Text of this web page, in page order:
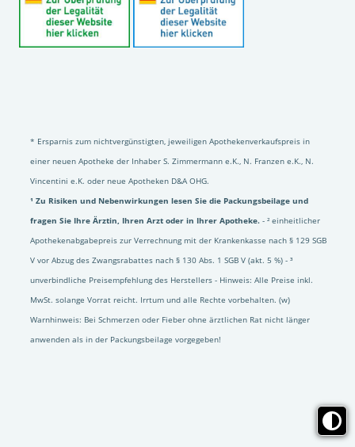
* Ersparnis zum nichtvergünstigten, jeweiligen Apothekenverkaufspreis in
einer neuen Apotheke der Inhaber S. Zimmermann e.K., N. Franzen e.K., N.
Vincentini e.K. oder neue Apotheken D&A OHG.
¹ Zu Risiken und Nebenwirkungen lesen Sie die Packungsbeilage und
fragen Sie Ihre Ärztin, Ihren Arzt oder in Ihrer Apotheke. - ² einheitlicher
Apothekenabgabepreis zur Verrechnung mit der Krankenkasse nach § 129 SGB
V vor Abzug des Zwangsrabattes nach § 130 Abs. 1 SGB V (akt. 5 %) - ³
unverbindliche Preisempfehlung des Herstellers - Hinweis: Alle Preise inkl.
MwSt. solange Vorrat reicht. Irrtum und alle Rechte vorbehalten. (w)
Warnhinweis: Bei Schmerzen oder Fieber ohne ärztlichen Rat nicht länger
anwenden als in der Packungsbeilage vorgegeben!